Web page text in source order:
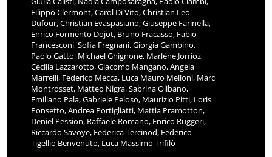
Filippo Clermont, Carol Di Vito, Christian Leo
Dufour, Christian Evaspasiano, Giuseppe Farinella,
Enrico Formento Dojot, Bruno Fracasso, Fabio
Francesconi, Sofia Fregnani, Giorgia Gambino,
Paolo Gatto, Michael Ghignone, Marlène Jorrioz,
Cecilia Lazzarotto, Giacomo Mangano, Angela
Marrelli, Federico Mecca, Luca Mauro Melloni, Marc
Montrosset, Matteo Nigra, Sabrina Olibano,
Emiliano Pala, Gabriele Peloso, Maurizio Pitti, Loris
Ponsetto, Andrea Portigliatti, Mattia Pramotton,
Deniel Pession, Raffaele Romano, Enrico Ruggeri,
Riccardo Savoye, Federica Tercinod, Federico
Tigellio Benvenuto, Luca Massimo Trifilò